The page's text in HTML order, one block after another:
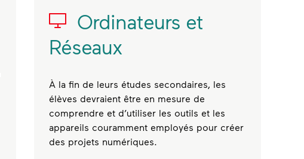
Ordinateurs et
Réseaux
À la fin de leurs études secondaires, les
élèves devraient être en mesure de
comprendre et d’utiliser les outils et les
appareils couramment employés pour créer
des projets numériques.